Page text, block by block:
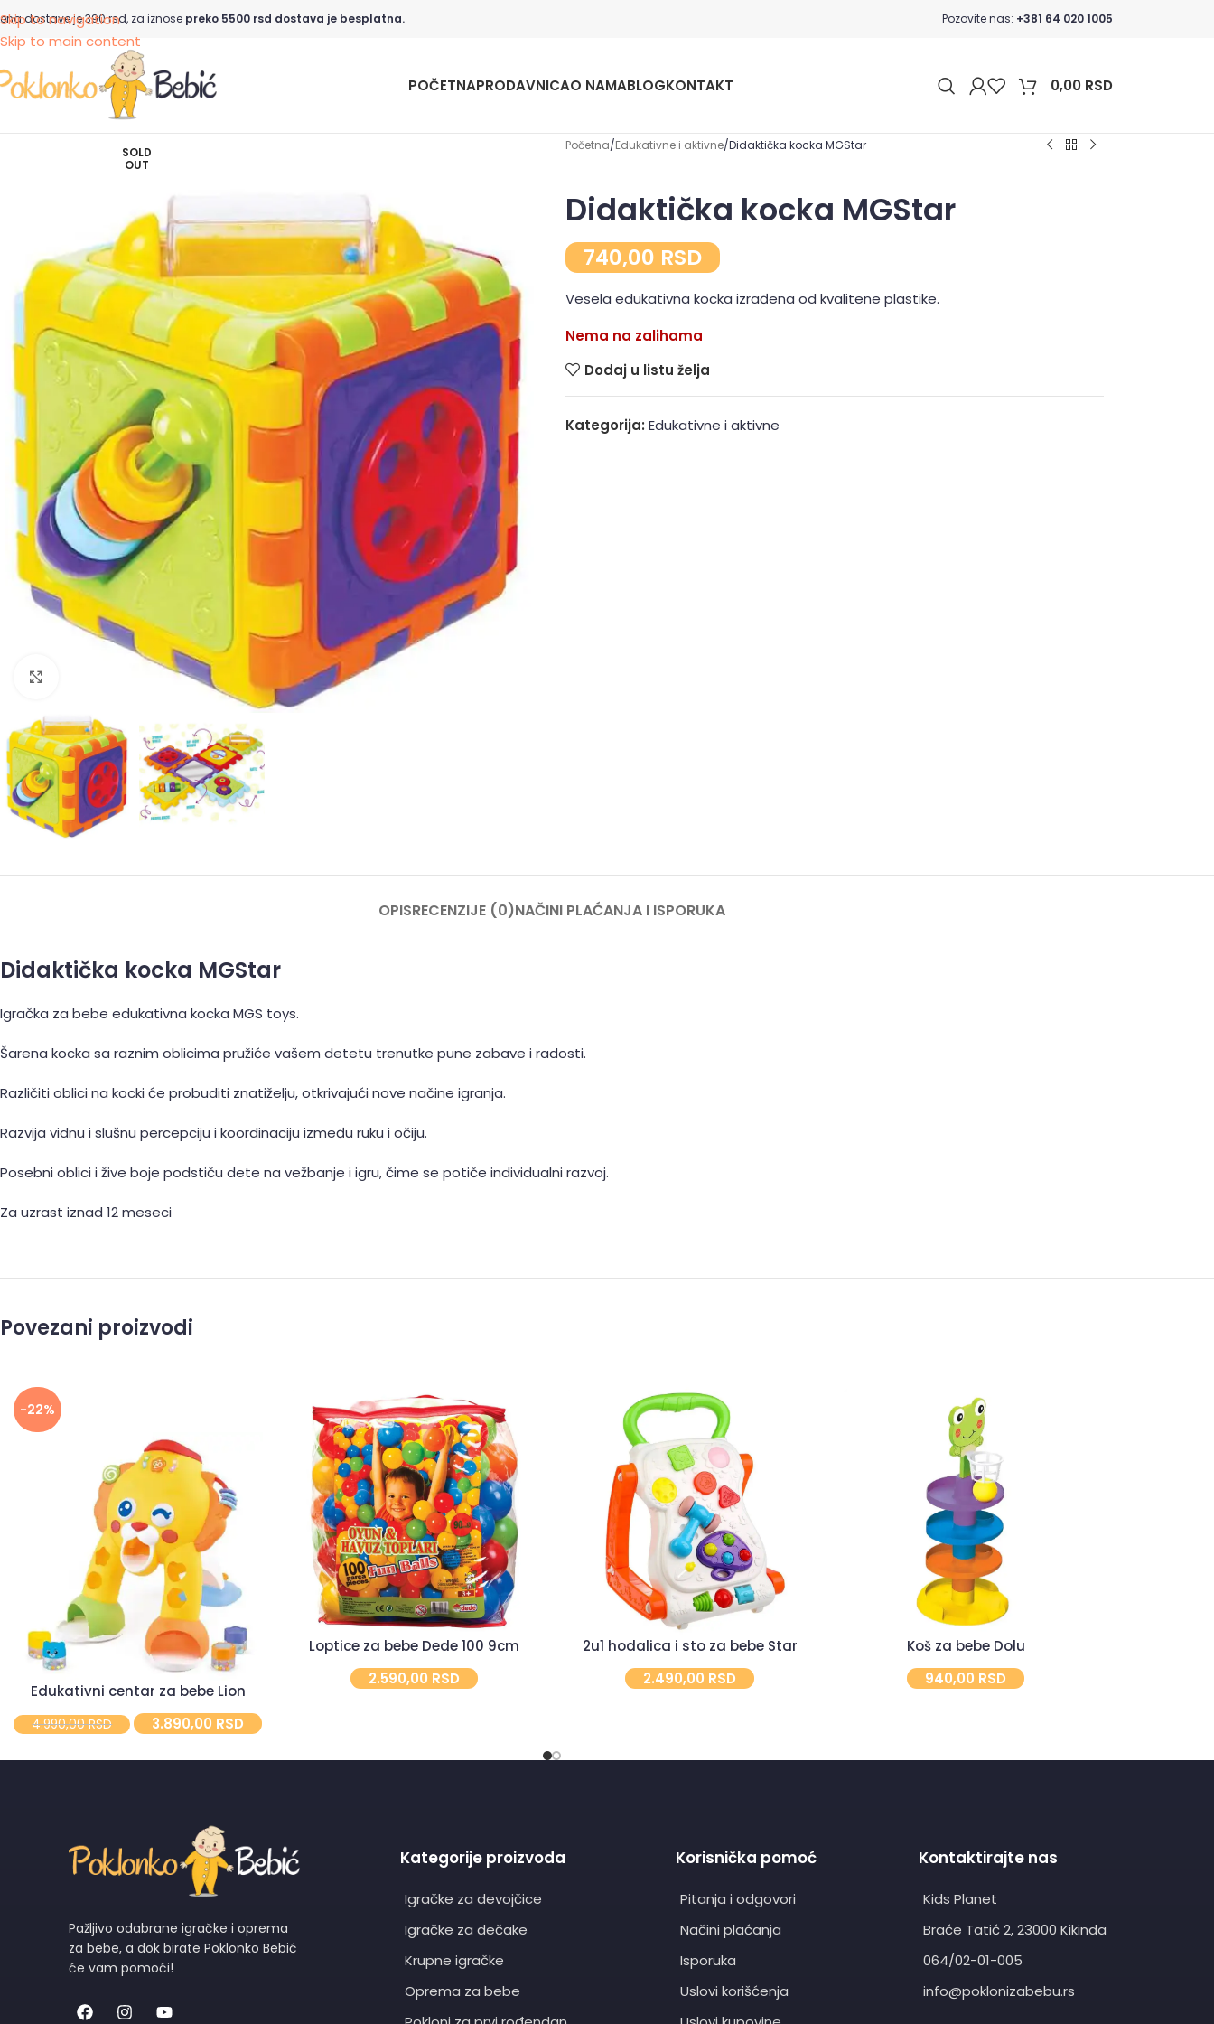
Skip to navigation
Skip to main content
dostave je 390 rsd, za iznose preko 5500 rsd dostava je besplatna. Pozovite nas: +381 64 020 1005
POČETNAPRODAVNICAO NAMABLOGKONTAKT 0,00 RSD
SOLD
OUT
Početna Edukativne i aktivne Didaktička kocka MGStar
Didaktička kocka MGStar
740,00 RSD
Vesela edukativna kocka izrađena od kvalitene plastike.
Nema na zalihama
Dodaj u listu želja
Kategorija: Edukativne i aktivne
OPISRECENZIJE (0)NAČINI PLAĆANJA I ISPORUKA
Didaktička kocka MGStar
Igračka za bebe edukativna kocka MGS toys.
Šarena kocka sa raznim oblicima pružiće vašem detetu trenutke pune zabave i radosti.
Različiti oblici na kocki će probuditi znatiželju, otkrivajući nove načine igranja.
Razvija vidnu i slušnu percepciju i koordinaciju između ruku i očiju.
Posebni oblici i žive boje podstiču dete na vežbanje i igru, čime se potiče individualni razvoj.
Za uzrast iznad 12 meseci
Povezani proizvodi
-22%
Edukativni centar za bebe Lion
4.990,00RSD 3.890,00 RSD
Loptice za bebe Dede 100 9cm
2.590,00 RSD
2u1 hodalica i sto za bebe Star
2.490,00 RSD
Koš za bebe Dolu
940,00 RSD
Pažljivo odabrane igračke i oprema
za bebe, a dok birate Poklonko Bebić
će vam pomoći!
Kategorije proizvoda
Igračke za devojčice
Igračke za dečake
Krupne igračke
Oprema za bebe
Korisnička pomoć
Pitanja i odgovori
Načini plaćanja
Isporuka
Uslovi korišćenja
Kontaktirajte nas
Kids Planet
Braće Tatić 2, 23000 Kikinda
064/02-01-005
info@poklonizabebu.rs